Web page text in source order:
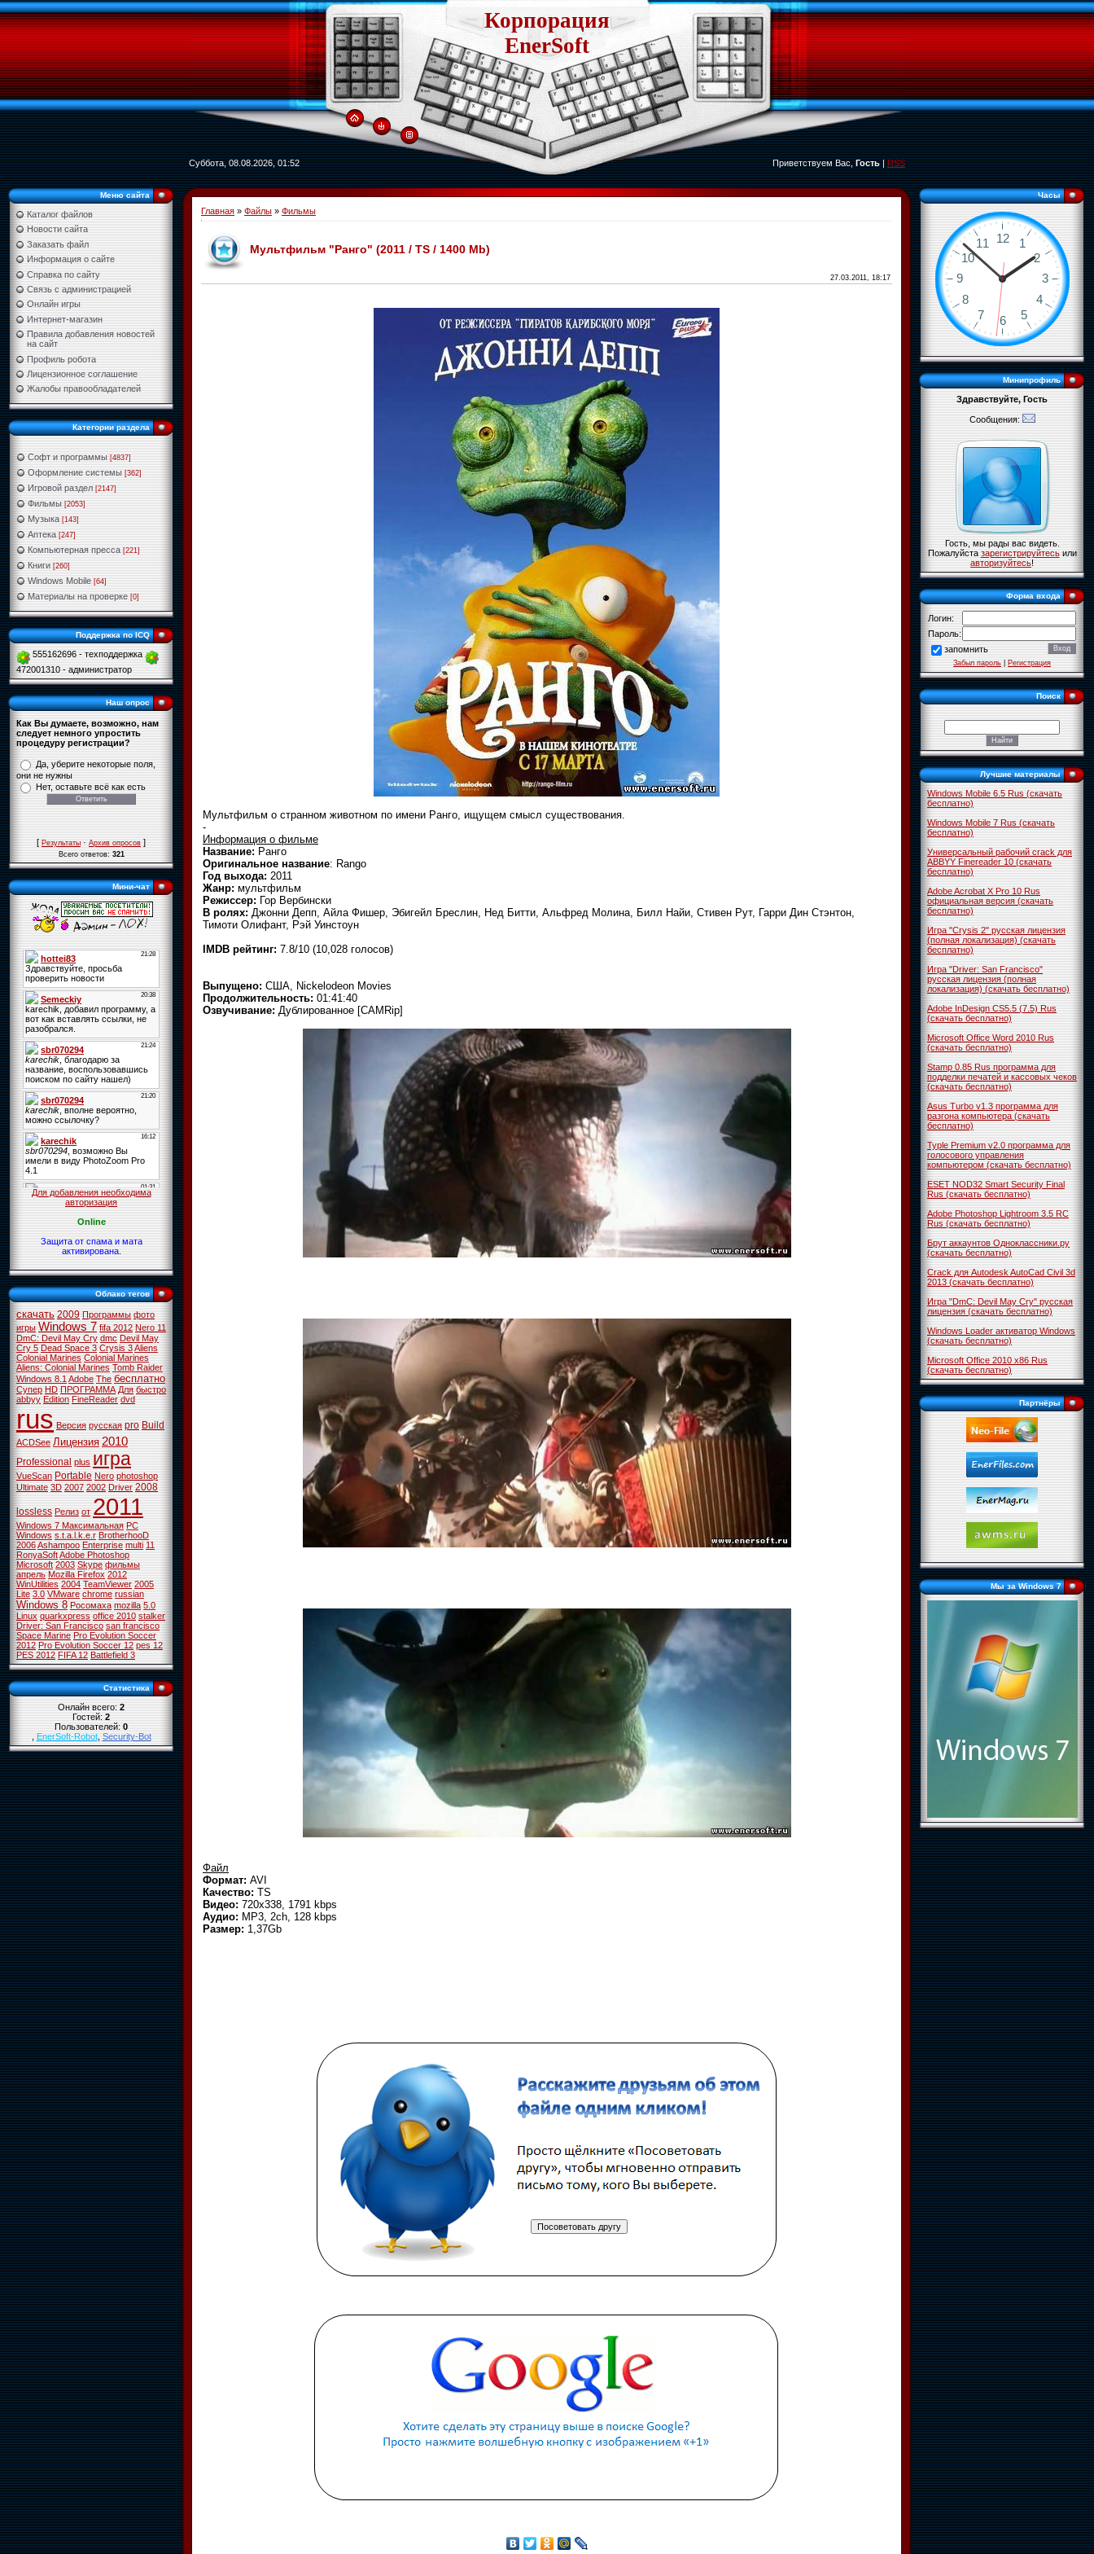
Корпорация
EnerSoft
Суббота, 08.08.2026, 01:52 Приветствуем Вас, Гость|RSS
Меню сайта
Каталог файлов
Новости сайта
Заказать файл
Информация о сайте
Справка по сайту
Связь с администрацией
Онлайн игры
Интернет-магазин
Правила добавления новостей
на сайт
Профиль робота
Лицензионное соглашение
Жалобы правообладателей
Категории раздела
Софт и программы [4837]
Оформление системы [362]
Игровой раздел [2147]
Фильмы [2053]
Музыка [143]
Аптека [247]
Компьютерная пресса [221]
Книги [260]
Windows Mobile [64]
Материалы на проверке [0]
Поддержка по ICQ
555162696 - техподдержка
472001310 - администратор
Наш опрос
Как Вы думаете, возможно, нам
следует немного упростить
процедуру регистрации?
Да, уберите некоторые поля,
они не нужны
Нет, оставьте всё как есть
[Результаты·Архив опросов]
Всего ответов:321
Мини-чат
Для добавления необходима
авторизация
Online
Защита от спама и мата
активирована.
Облако тегов
скачать 2009 Программы фото
игры Windows 7 fifa 2012 Nero 11
DmC: Devil May Cry dmc Devil May
Cry 5 Dead Space 3 Crysis 3Aliens
Colonial Marines Colonial Marines
Aliens: Colonial Marines Tomb Raider
Windows 8.1Adobe The бесплатно
Супер HD ПРОГРАММА Для быстро
abbyy Edition FineReader dvd
rus Версия русская pro Build
ACDSee Лицензия 2010
Professional plus игра
VueScan Portable Nero photoshop
Ultimate 3D 2007 2002 Driver 2008
lossless Релиз от 2011
Windows 7 Максимальная PC
Windows s.t.a.l.k.e.r BrotherhooD
2006Ashampoo Enterprise multi 11
RonyaSoftAdobe Photoshop
Microsoft 2003 Skype фильмы
апрель Mozilla Firefox 2012
WinUtilities 2004 TeamViewer 2005
Lite 3.0 VMware chrome russian
Windows 8 Росомаха mozilla 5.0
Linux quarkxpress office 2010 stalker
Driver: San Francisco san francisco
Space Marine Pro Evolution Soccer
2012 Pro Evolution Soccer 12 pes 12
PES 2012 FIFA 12 Battlefield 3
Статистика
Онлайн всего:2
Гостей:2
Пользователей:0
,EnerSoft-Robot,Security-Bot
Главная » Файлы » Фильмы
Мультфильм "Ранго" (2011 / TS / 1400 Mb)
27.03.2011, 18:17
Мультфильм о странном животном по имени Ранго, ищущем смысл существования.
-
Информация о фильме
Название: Ранго
Оригинальное название: Rango
Год выхода: 2011
Жанр: мультфильм
Режиссер: Гор Вербински
В ролях: Джонни Депп, Айла Фишер, Эбигейл Бреслин, Нед Битти, Альфред Молина, Билл Найи, Стивен Рут, Гарри Дин Стэнтон,
Тимоти Олифант, Рэй Уинстоун
IMDB рейтинг: 7.8/10 (10,028 голосов)
Выпущено: США, Nickelodeon Movies
Продолжительность: 01:41:40
Озвучивание: Дублированное [CAMRip]
Файл
Формат: AVI
Качество: TS
Видео: 720x338, 1791 kbps
Аудио: МР3, 2ch, 128 kbps
Размер: 1,37Gb
Часы
Минипрофиль
Здравствуйте, Гость
Сообщения:
Гость, мы рады вас видеть.
Пожалуйстазарегистрируйтесьили
авторизуйтесь!
Форма входа
Логин:
Пароль:
запомнить
Забыл пароль|Регистрация
Поиск
Лучшие материалы
Windows Mobile 6.5 Rus (скачать
бесплатно)
Windows Mobile 7 Rus (скачать
бесплатно)
Универсальный рабочий crack для
ABBYY Finereader 10 (скачать
бесплатно)
Adobe Acrobat X Pro 10 Rus
официальная версия (скачать
бесплатно)
Игра "Crysis 2" русская лицензия
(полная локализация) (скачать
бесплатно)
Игра "Driver: San Francisco"
русская лицензия (полная
локализация) (скачать бесплатно)
Adobe InDesign CS5.5 (7.5) Rus
(скачать бесплатно)
Microsoft Office Word 2010 Rus
(скачать бесплатно)
Stamp 0.85 Rus программа для
подделки печатей и кассовых чеков
(скачать бесплатно)
Asus Turbo v1.3 программа для
разгона компьютера (скачать
бесплатно)
Typle Premium v2.0 программа для
голосового управления
компьютером (скачать бесплатно)
ESET NOD32 Smart Security Final
Rus (скачать бесплатно)
Adobe Photoshop Lightroom 3.5 RC
Rus (скачать бесплатно)
Брут аккаунтов Одноклассники.ру
(скачать бесплатно)
Crack для Autodesk AutoCad Civil 3d
2013 (скачать бесплатно)
Игра "DmC: Devil May Cry" русская
лицензия (скачать бесплатно)
Windows Loader активатор Windows
(скачать бесплатно)
Microsoft Office 2010 x86 Rus
(скачать бесплатно)
Партнёры
Мы за Windows 7